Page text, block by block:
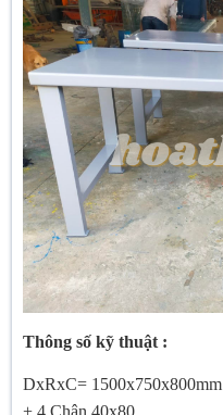
Thông số kỹ thuật :
DxRxC= 1500x750x800mm
+ 4 Chân 40x80